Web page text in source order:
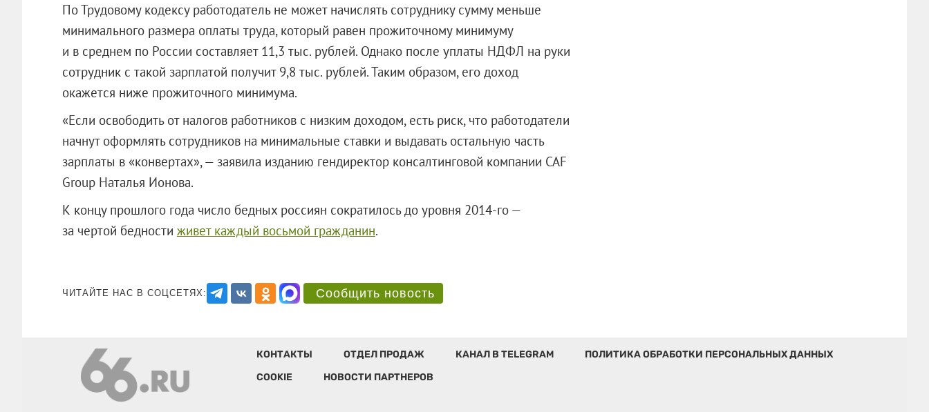
По Трудовому кодексу работодатель не может начислять сотруднику сумму меньше
минимального размера оплаты труда, который равен прожиточному минимуму
и в среднем по России составляет 11,3 тыс. рублей. Однако после уплаты НДФЛ на руки
сотрудник с такой зарплатой получит 9,8 тыс. рублей. Таким образом, его доход
окажется ниже прожиточного минимума.
«Если освободить от налогов работников с низким доходом, есть риск, что работодатели
начнут оформлять сотрудников на минимальные ставки и выдавать остальную часть
зарплаты в «конвертах», — заявила изданию гендиректор консалтинговой компании CAF
Group Наталья Ионова.
К концу прошлого года число бедных россиян сократилось до уровня 2014-го —
за чертой бедности живет каждый восьмой гражданин.
ЧИТАЙТЕ НАС В СОЦСЕТЯХ: Сообщить новость
КОНТАКТЫ ОТДЕЛ ПРОДАЖ КАНАЛ В TELEGRAM
ПОЛИТИКА ОБРАБОТКИ ПЕРСОНАЛЬНЫХ ДАННЫХ
COOKIE
НОВОСТИ ПАРТНЕРОВ